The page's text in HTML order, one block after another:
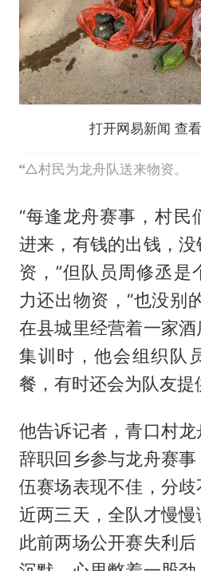
打开网易新闻 查
△村民为龙舟队送来物资。
“每逢龙舟赛事，村民
进来，有钱的出钱，
资，”但队员周修丞是
力还出物资，“也没别
在县城里经营着一家
集训时，他会组织队
餐，有时还会为队友提
他告诉记者，青口村
辞职回乡参与龙舟赛
伍赛场表现不佳，分
近两三天，全队才慢慢
此前两场公开赛失利